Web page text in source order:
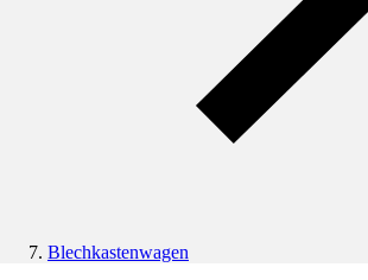
Blechkastenwagen